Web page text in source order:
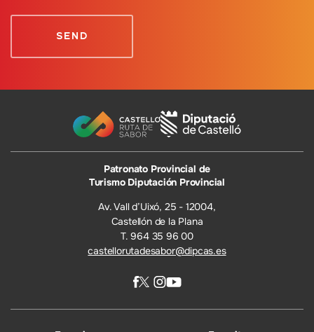
Patronato Provincial de
Turismo Diputación Provincial
Av. Vall d’Uixó, 25 - 12004,
Castellón de la Plana
T. 964 35 96 00
castellorutadesabor@dipcas.es